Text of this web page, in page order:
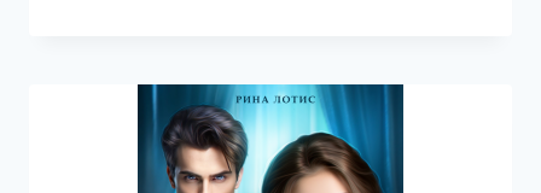
—
ЕКАТЕРИНА
НОСКОВА